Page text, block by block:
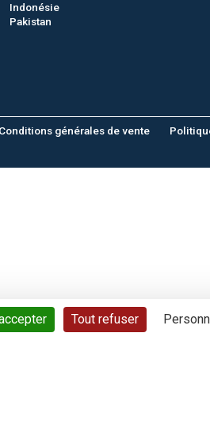
Tout refuser
Indonésie
Pakistan
Conditions générales de vente